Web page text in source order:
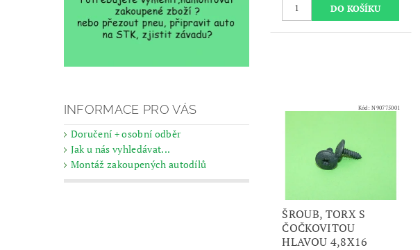
INFORMACE PRO VÁS
Doručení + osobní odběr
Jak u nás vyhledávat...
Montáž zakoupených autodílů
Kód:N90775001
ŠROUB, TORX S
ČOČKOVITOU
HLAVOU 4,8X16